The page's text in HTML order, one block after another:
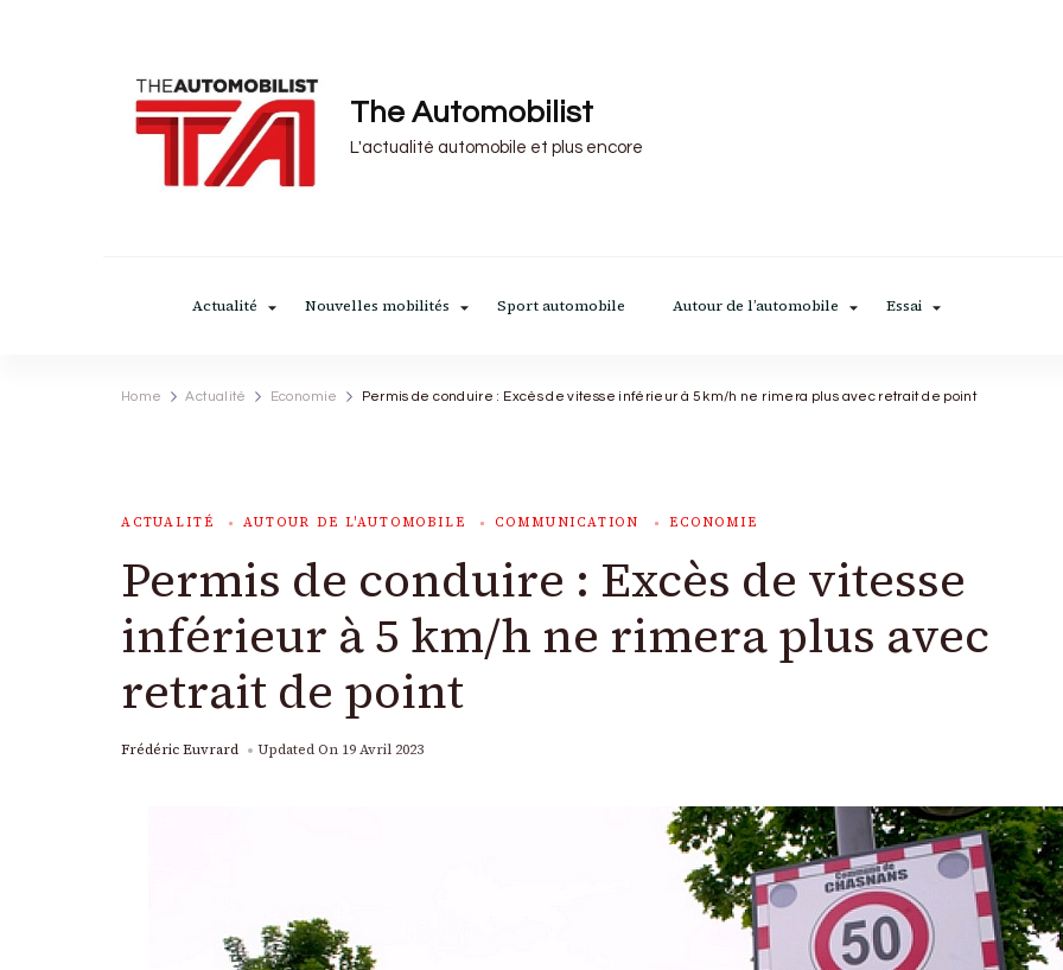
The Automobilist
L'actualité automobile et plus encore
Actualité Nouvelles mobilités Sport automobile Autour de l’automobile Essai
Home Actualité Economie Permis de conduire : Excès de vitesse inférieur à 5 km/h ne rimera plus avec retrait de point
ACTUALITÉ AUTOUR DE L'AUTOMOBILE COMMUNICATION ECONOMIE
Permis de conduire : Excès de vitesse
inférieur à 5 km/h ne rimera plus avec
retrait de point
Frédéric Euvrard Updated On 19 Avril 2023